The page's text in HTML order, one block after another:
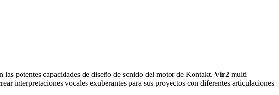
potentes capacidades de diseño de sonido del motor de Kontakt. Vir2 multi
interpretaciones vocales exuberantes para sus proyectos con diferentes articulaciones